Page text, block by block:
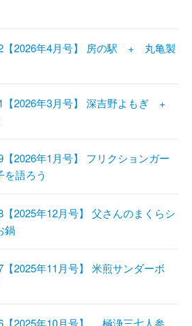
【2026年4月号】 房の駅 + 丸亀製
【2026年3月号】 深吉野よもぎ +
2026年1月号】 フリクションガー
語ろう
2025年12月号】 父さんのまくらシ
鍋
2025年11月号】 米煎サンダーボ